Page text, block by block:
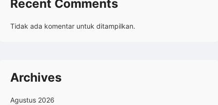
Recent Comments
Tidak ada komentar untuk ditampilkan.
Archives
Agustus 2026